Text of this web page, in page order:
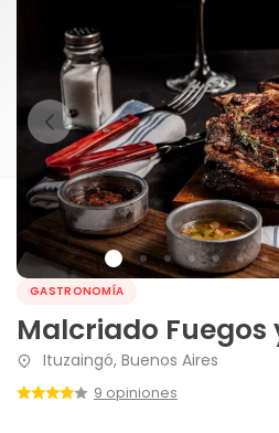
GASTRONOMÍA
Malcriado Fuegos
Ituzaingó, Buenos Aires
9 opiniones